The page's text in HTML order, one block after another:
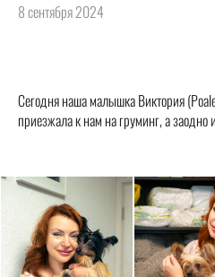
8 сентября 2024
Сегодня наша малышка Виктория
приезжала к нам на груминг, а